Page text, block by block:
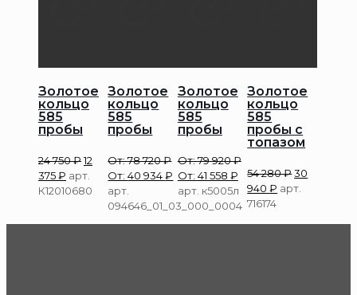
Золотое
кольцо
585
пробы
24 750₽12
375₽ арт.
К12010680
Золотое
кольцо
585
пробы
От:78 720₽
От:40 934₽
арт.
094646_01_03_000_0004
Золотое
кольцо
585
пробы
От:79 920₽
От: 41 558 ₽
арт. к5005л
Золотое
кольцо
585
пробы с
топазом
54 280₽30
940₽ арт.
716174